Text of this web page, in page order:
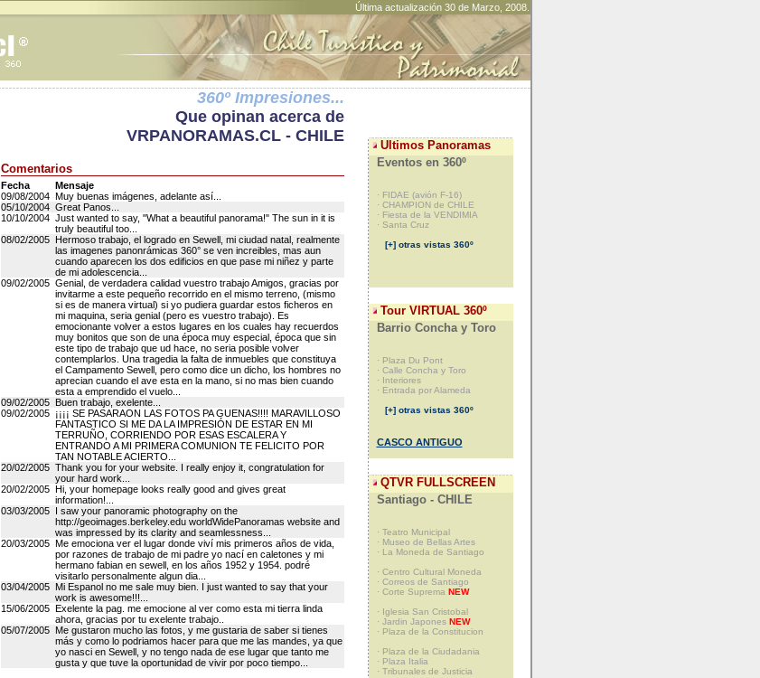
Última actualización 30 de Marzo, 2008.
360º Impresiones...
Que opinan acerca de
VRPANORAMAS.CL - CHILE
Comentarios
Fecha
Mensaje
09/08/2004 Muy buenas imágenes, adelante así...
05/10/2004 Great Panos...
10/10/2004 Just wanted to say, "What a beautiful panorama!" The sun in it is
truly beautiful too...
08/02/2005
Hermoso trabajo, el logrado en Sewell, mi ciudad natal, realmente
las imagenes panonrámicas 360° se ven increibles, mas aun
cuando aparecen los dos edificios en que pase mi niñez y parte
de mi adolescencia...
09/02/2005 Genial, de verdadera calidad vuestro trabajo Amigos, gracias por
invitarme a este pequeño recorrido en el mismo terreno, (mismo
si es de manera virtual) si yo pudiera guardar estos ficheros en
mi maquina, seria genial (pero es vuestro trabajo). Es
emocionante volver a estos lugares en los cuales hay recuerdos
muy bonitos que son de una época muy especial, época que sin
este tipo de trabajo que ud hace, no seria posible volver
contemplarlos. Una tragedia la falta de inmuebles que constituya
el Campamento Sewell, pero como dice un dicho, los hombres no
aprecian cuando el ave esta en la mano, si no mas bien cuando
esta a emprendido el vuelo...
09/02/2005
Buen trabajo, exelente...
09/02/2005
¡¡¡¡ SE PASARAON LAS FOTOS PA GUENAS!!!! MARAVILLOSO
FANTASTICO SI ME DA LA IMPRESIÓN DE ESTAR EN MI
TERRUÑO, CORRIENDO POR ESAS ESCALERA Y
ENTRANDO A MI PRIMERA COMUNION TE FELICITO POR
TAN NOTABLE ACIERTO...
20/02/2005 Thank you for your website. I really enjoy it, congratulation for
your hard work...
20/02/2005 Hi, your homepage looks really good and gives great
information!...
03/03/2005
I saw your panoramic photography on the
http://geoimages.berkeley.edu worldWidePanoramas website and
was impressed by its clarity and seamlessness...
20/03/2005 Me emociona ver el lugar donde viví mis primeros años de vida,
por razones de trabajo de mi padre yo nací en caletones y mi
hermano fabian en sewell, en los años 1952 y 1954. podré
visitarlo personalmente algun dia...
03/04/2005
Mi Espanol no me sale muy bien. I just wanted to say that your
work is awesome!!!...
15/06/2005 Exelente la pag. me emocione al ver como esta mi tierra linda
ahora, gracias por tu exelente trabajo..
05/07/2005
Me gustaron mucho las fotos, y me gustaria de saber si tienes
más y como lo podriamos hacer para que me las mandes, ya que
yo nasci en Sewell, y no tengo nada de ese lugar que tanto me
gusta y que tuve la oportunidad de vivir por poco tiempo...
Ultimos Panoramas
Eventos en 360º
· FIDAE (avión F-16)
· CHAMPION de CHILE
· Fiesta de la VENDIMIA
· Santa Cruz
[+] otras vistas 360º
Tour VIRTUAL 360º
Barrio Concha y Toro
· Plaza Du Pont
· Calle Concha y Toro
· Interiores
· Entrada por Alameda
[+] otras vistas 360º
CASCO ANTIGUO
QTVR FULLSCREEN
Santiago - CHILE
· Teatro Municipal
· Museo de Bellas Artes
· La Moneda de Santiago
· Centro Cultural Moneda
· Correos de Santiago
· Corte Suprema NEW
· Iglesia San Cristobal
· Jardin Japones NEW
· Plaza de la Constitucion
· Plaza de la Ciudadania
· Plaza Italia
· Tribunales de Justicia